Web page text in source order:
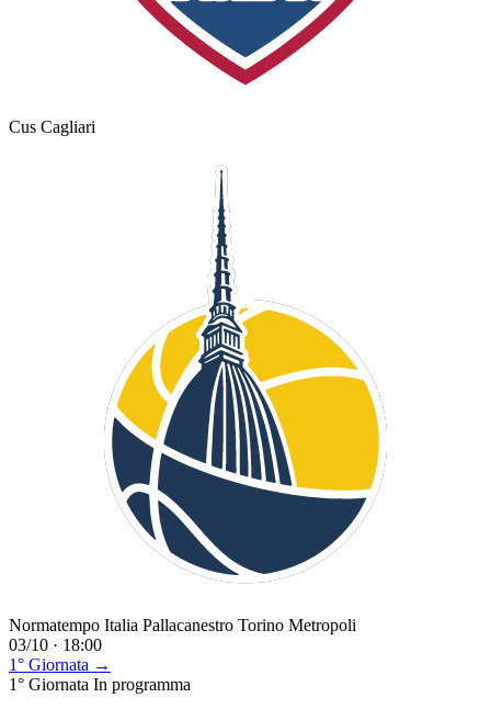
Cus Cagliari
Normatempo Italia Pallacanestro Torino Metropoli
03/10 · 18:00
1° Giornata →
1° Giornata In programma